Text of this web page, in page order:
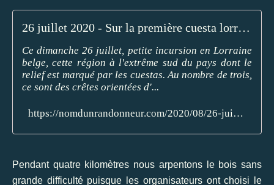
26 juillet 2020 - Sur la première cuesta lorraine - Nom d'un randonneur !
Ce dimanche 26 juillet, petite incursion en Lorraine
belge, cette région à l'extrême sud du pays dont le
relief est marqué par les cuestas. Au nombre de trois,
ce sont des crêtes orientées d'...
https://nomdunrandonneur.com/2020/08/26-juillet-2020-sur-la-premiere-cuesta-lorraine.html
Pendant quatre kilomètres nous arpentons le bois sans
grande difficulté puisque les organisateurs ont choisi le